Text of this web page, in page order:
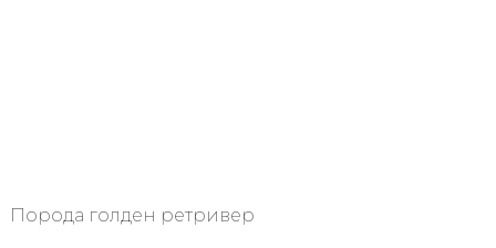
Порода голден ретривер